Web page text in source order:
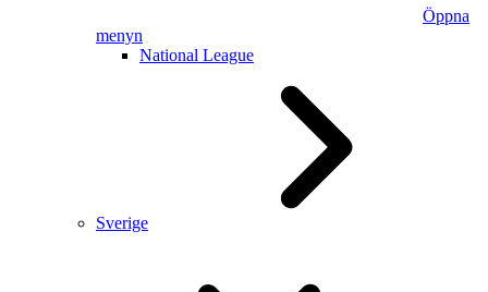
Öppna
menyn
National League
Sverige